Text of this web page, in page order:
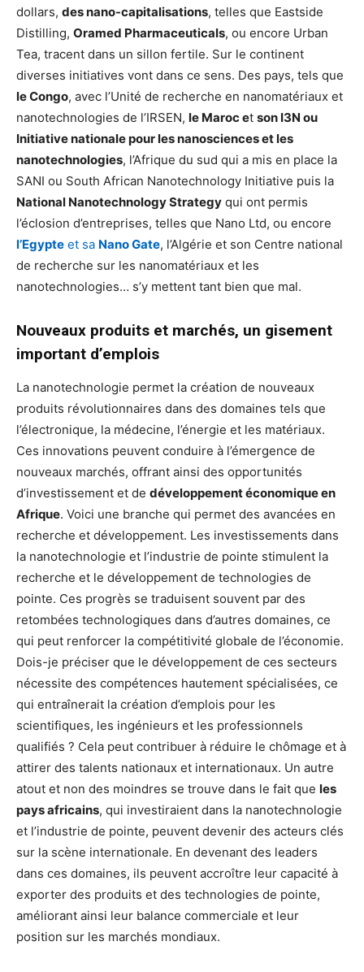
dollars, des nano-capitalisations, telles que Eastside
Distilling, Oramed Pharmaceuticals, ou encore Urban
Tea, tracent dans un sillon fertile. Sur le continent
diverses initiatives vont dans ce sens. Des pays, tels que
le Congo, avec l’Unité de recherche en nanomatériaux et
nanotechnologies de l’IRSEN, le Maroc et son I3N ou
Initiative nationale pour les nanosciences et les
nanotechnologies, l’Afrique du sud qui a mis en place la
SANI ou South African Nanotechnology Initiative puis la
National Nanotechnology Strategy qui ont permis
l’éclosion d’entreprises, telles que Nano Ltd, ou encore
l’Egypte et sa Nano Gate, l’Algérie et son Centre national
de recherche sur les nanomatériaux et les
nanotechnologies… s’y mettent tant bien que mal.
Nouveaux produits et marchés, un gisement
important d’emplois
La nanotechnologie permet la création de nouveaux
produits révolutionnaires dans des domaines tels que
l’électronique, la médecine, l’énergie et les matériaux.
Ces innovations peuvent conduire à l’émergence de
nouveaux marchés, offrant ainsi des opportunités
d’investissement et de développement économique en
Afrique. Voici une branche qui permet des avancées en
recherche et développement. Les investissements dans
la nanotechnologie et l’industrie de pointe stimulent la
recherche et le développement de technologies de
pointe. Ces progrès se traduisent souvent par des
retombées technologiques dans d’autres domaines, ce
qui peut renforcer la compétitivité globale de l’économie.
Dois-je préciser que le développement de ces secteurs
nécessite des compétences hautement spécialisées, ce
qui entraînerait la création d’emplois pour les
scientifiques, les ingénieurs et les professionnels
qualifiés ? Cela peut contribuer à réduire le chômage et à
attirer des talents nationaux et internationaux. Un autre
atout et non des moindres se trouve dans le fait que les
pays africains, qui investiraient dans la nanotechnologie
et l’industrie de pointe, peuvent devenir des acteurs clés
sur la scène internationale. En devenant des leaders
dans ces domaines, ils peuvent accroître leur capacité à
exporter des produits et des technologies de pointe,
améliorant ainsi leur balance commerciale et leur
position sur les marchés mondiaux.